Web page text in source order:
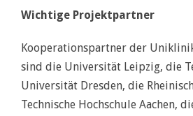
Wichtige Projektpartner
Kooperationspartner der
sind die Universität Leipzig, die
Universität Dresden, die
Technische Hochschule Aachen,